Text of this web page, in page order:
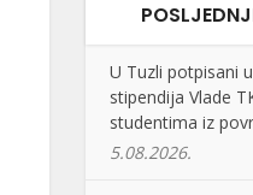
U Tuzli potpisani
stipendija Vlade
studentima iz
5.08.2026.